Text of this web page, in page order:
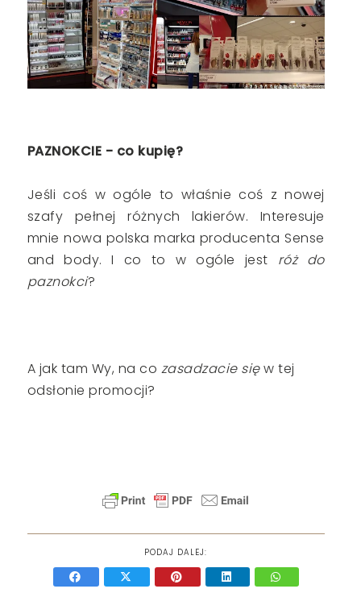
PAZNOKCIE - co kupię?
Jeśli coś w ogóle to właśnie coś z nowej
szafy pełnej różnych lakierów. Interesuje
mnie nowa polska marka producenta Sense
and body. I co to w ogóle jest róż do
paznokci?
A jak tam Wy, na co zasadzacie sięw tej
odsłonie promocji?
PODAJ DALEJ: